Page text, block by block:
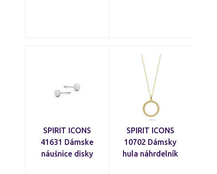
SPIRIT ICONS
41631 Dámske
náušnice disky
SPIRIT ICONS
10702 Dámsky
hula náhrdelník